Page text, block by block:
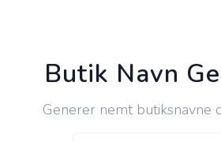
Butik Navn
Generer nemt butiksnavne